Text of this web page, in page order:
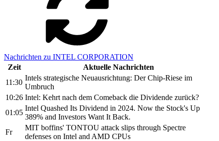
Nachrichten zu INTEL CORPORATION
Zeit
Aktuelle Nachrichten
11:30
Intels strategische Neuausrichtung: Der Chip-Riese im
Umbruch
10:26 Intel: Kehrt nach dem Comeback die Dividende zurück?
01:05
Intel Quashed Its Dividend in 2024. Now the Stock's Up
389% and Investors Want It Back.
Fr
MIT boffins' TONTOU attack slips through Spectre
defenses on Intel and AMD CPUs